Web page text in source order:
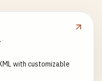
with customizable